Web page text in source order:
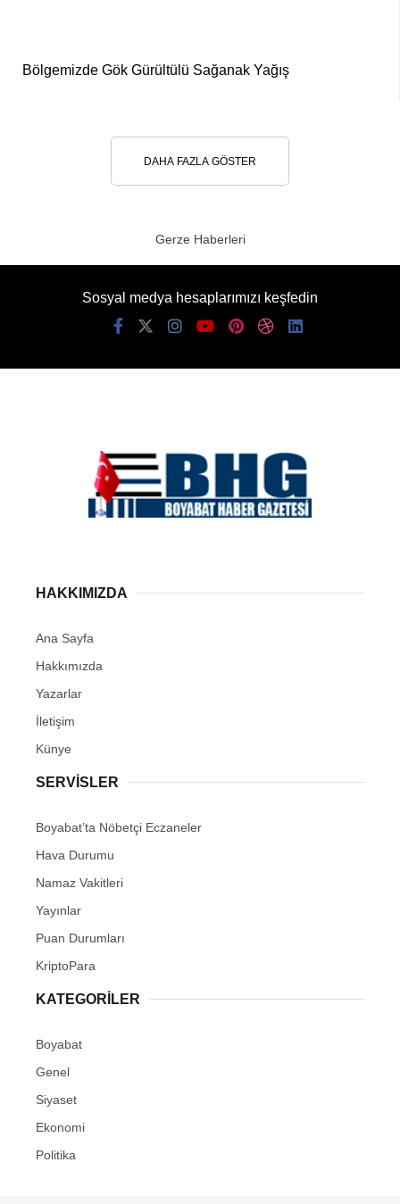
Bölgemizde Gök Gürültülü Sağanak Yağış
DAHA FAZLA GÖSTER
Gerze Haberleri
Sosyal medya hesaplarımızı keşfedin
HAKKIMIZDA
Ana Sayfa
Hakkımızda
Yazarlar
İletişim
Künye
SERVISLER
Boyabat’ta Nöbetçi Eczaneler
Hava Durumu
Namaz Vakitleri
Yayınlar
Puan Durumları
KriptoPara
KATEGORILER
Boyabat
Genel
Siyaset
Ekonomi
Politika